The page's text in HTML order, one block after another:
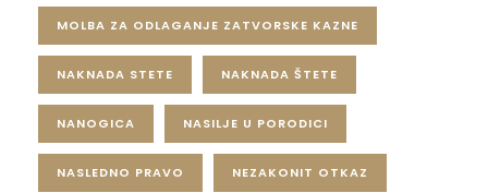
MOLBA ZA ODLAGANJE ZATVORSKE KAZNE
NAKNADA STETE NAKNADA ŠTETE
NANOGICA NASILJE U PORODICI
NASLEDNO PRAVO NEZAKONIT OTKAZ